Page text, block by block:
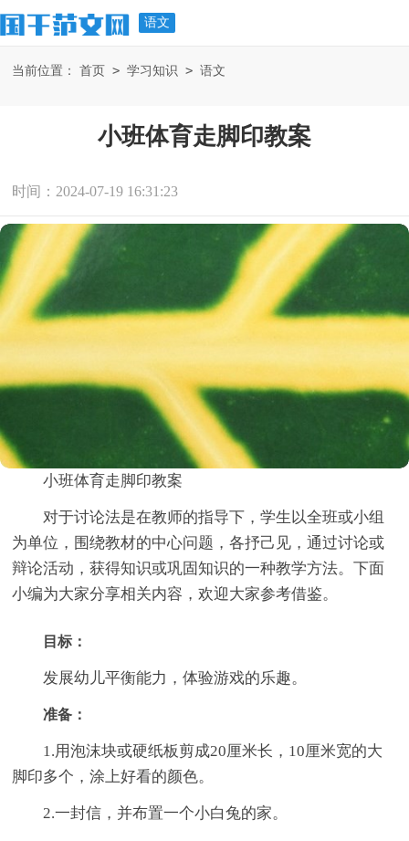
语文
当前位置： 首页 > 学习知识 > 语文
小班体育走脚印教案
时间：2024-07-19 16:31:23
小班体育走脚印教案
对于讨论法是在教师的指导下，学生以全班或小组
为单位，围绕教材的中心问题，各抒己见，通过讨论或
辩论活动，获得知识或巩固知识的一种教学方法。下面
小编为大家分享相关内容，欢迎大家参考借鉴。
目标：
发展幼儿平衡能力，体验游戏的乐趣。
准备：
1.用泡沫块或硬纸板剪成20厘米长，10厘米宽的大
脚印多个，涂上好看的颜色。
2.一封信，并布置一个小白兔的家。